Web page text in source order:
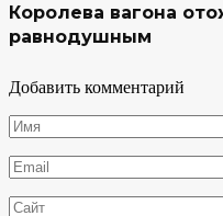
Королева вагона
равнодушным
Добавить комментарий
Имя
*
Email
*
Сайт